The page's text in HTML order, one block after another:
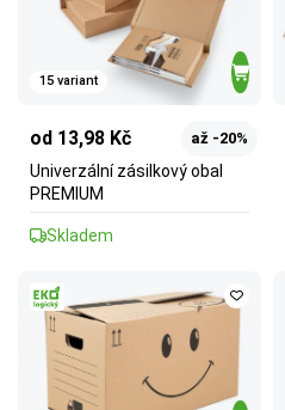
15 variant
od 13,98 Kč až -20%
Univerzální zásilkový obal
PREMIUM
Skladem